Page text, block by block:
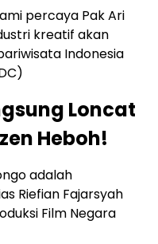
percaya Pak Ari
kreatif akan
Indonesia
Loncat
Heboh!
adalah
Riefian Fajarsyah
Film Negara